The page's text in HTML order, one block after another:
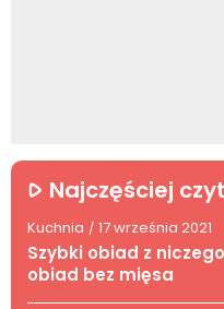
Najczęściej
Kuchnia / 17 września 2021
Szybki obiad z
obiad bez mięsa